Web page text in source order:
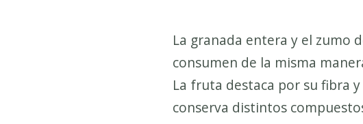
La granada entera y el zumo
consumen de la misma
La fruta destaca por su fibra
conserva distintos